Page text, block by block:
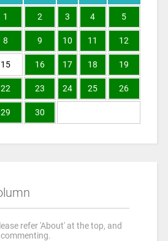
1 2 3 4 5
8 9 10 11 12
15 16 17 18 19
22 23 24 25 26
29 30
refer 'About' at the top, and